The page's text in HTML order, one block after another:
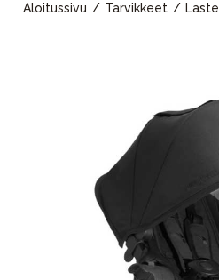
Aloitussivu Tarvikkeet